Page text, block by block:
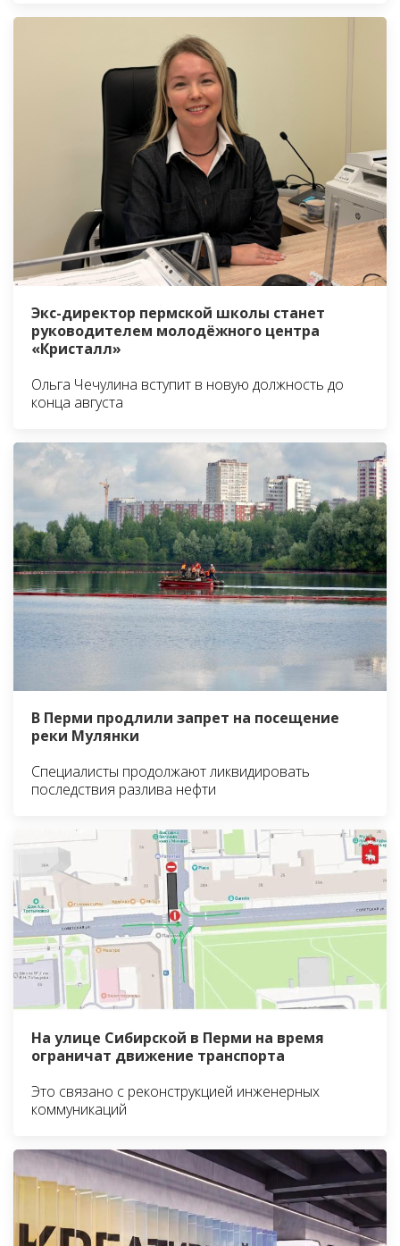
Экс-директор пермской школы станет
руководителем молодёжного центра
«Кристалл»
Ольга Чечулина вступит в новую должность до
конца августа
В Перми продлили запрет на посещение
реки Мулянки
Специалисты продолжают ликвидировать
последствия разлива нефти
На улице Сибирской в Перми на время
ограничат движение транспорта
Это связано с реконструкцией инженерных
коммуникаций